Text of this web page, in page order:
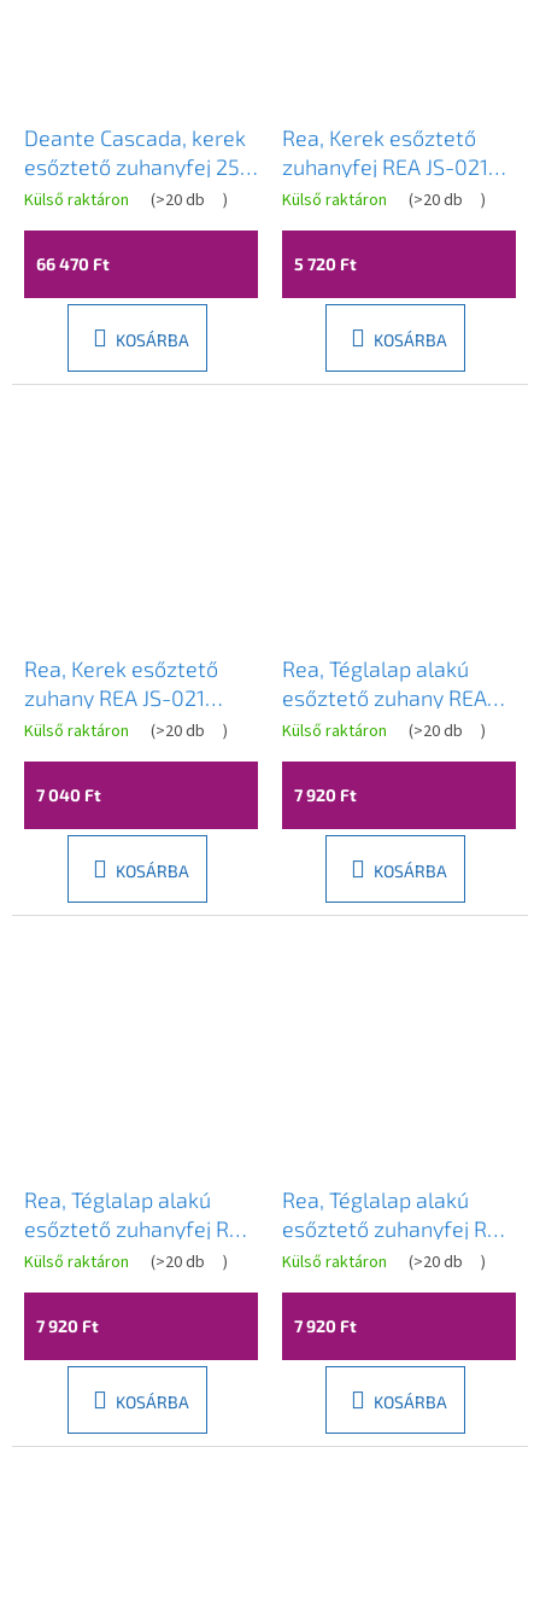
Deante Cascada, kerek
esőztető zuhanyfej 250
mm, szálcsiszolt bronz,
NAC_C91K
Külső raktáron (>20 db )
66 470 Ft
KOSÁRBA
Rea, Kerek esőztető
zuhanyfej REA JS-021
Arany, REA-P0390
Külső raktáron (>20 db )
5 720 Ft
KOSÁRBA
Rea, Kerek esőztető
zuhany REA JS-021
Aranykefe, REA-P0391
Külső raktáron (>20 db )
7 040 Ft
KOSÁRBA
Rea, Téglalap alakú
esőztető zuhany REA
JS-032 Titan, REA-
P0398
Külső raktáron (>20 db )
7 920 Ft
KOSÁRBA
Rea, Téglalap alakú
esőztető zuhanyfej REA
JS-032 Szálcsiszolt
arany, REA-P0396
Külső raktáron (>20 db )
7 920 Ft
KOSÁRBA
Rea, Téglalap alakú
esőztető zuhanyfej REA
JS-032 Szálcsiszolt réz,
REA-P0397
Külső raktáron (>20 db )
7 920 Ft
KOSÁRBA